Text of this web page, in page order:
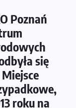
Poznań
się
roku na